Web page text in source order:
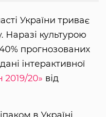
України триває
Наразі культурою
прогнозованих
інтерактивної
2019/20» від
в Україні